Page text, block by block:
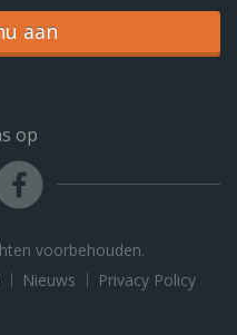
aan
op
voorbehouden.
Nieuws Privacy Policy